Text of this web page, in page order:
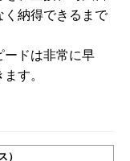
く納得できるまで
ードは非常に早
す。
）